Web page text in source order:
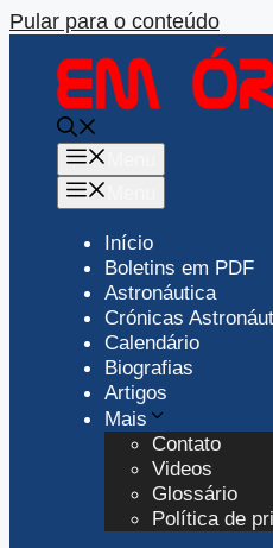
Pular para o conteúdo
Início
Boletins em PDF
Astronáutica
Crónicas
Calendário
Biografias
Artigos
Mais
Contato
Videos
Glossário
Política de